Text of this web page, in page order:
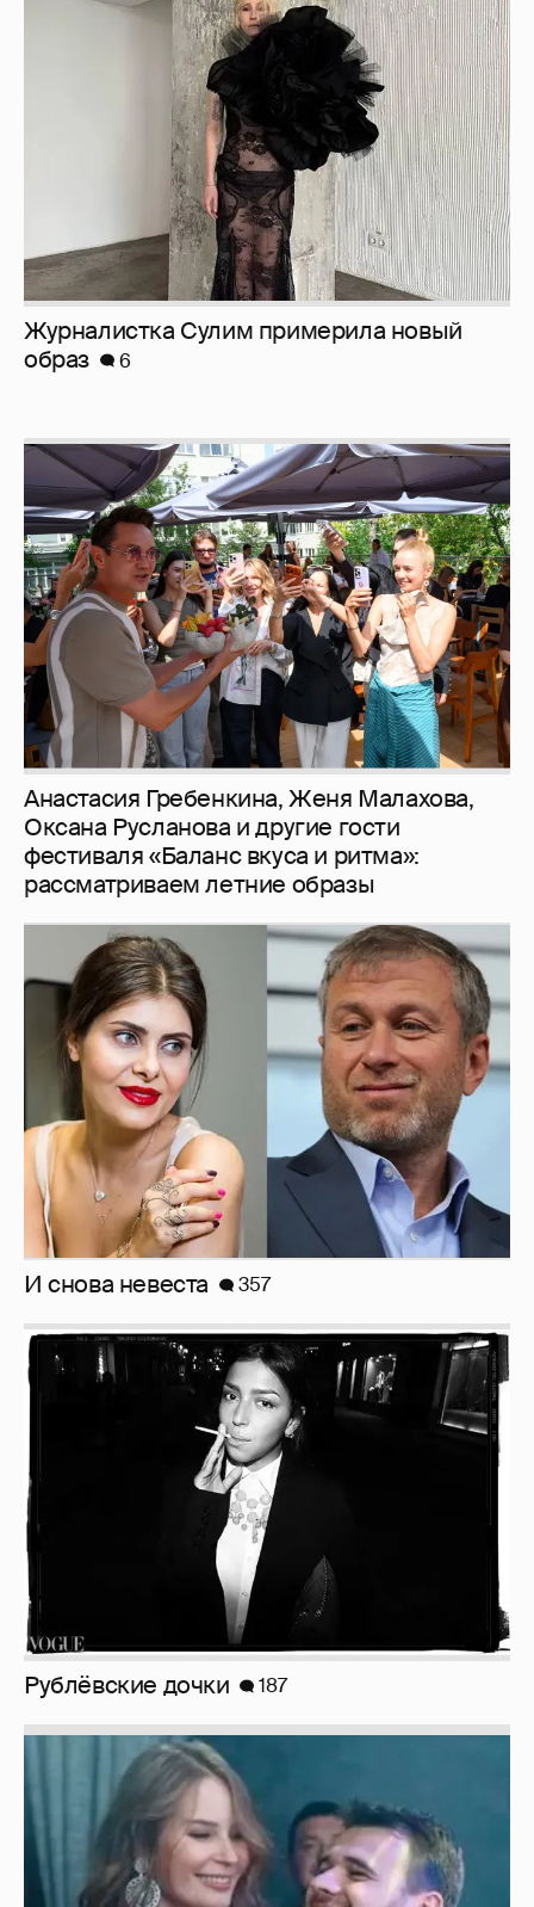
Журналистка Сулим примерила новый
Анастасия Гребенкина, Женя Малахова,
Оксана Русланова и другие гости
фестиваля «Баланс вкуса и ритма»:
рассматриваем летние образы
И снова невеста 357
Рублёвские дочки 187
Неужели правда?